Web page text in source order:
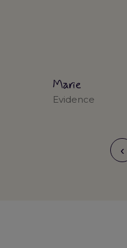
Marie
Evidence
‹